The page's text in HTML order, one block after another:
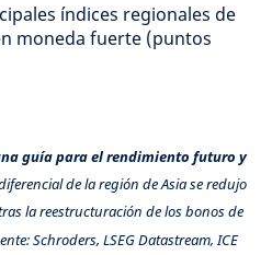
índices regionales de
moneda fuerte (puntos
guía para el rendimiento futuro y
de la región de Asia se redujo
la reestructuración de los bonos de
Schroders, LSEG Datastream, ICE